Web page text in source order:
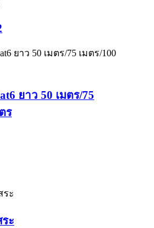
ยาว 50 เมตร/75
ร
ะ